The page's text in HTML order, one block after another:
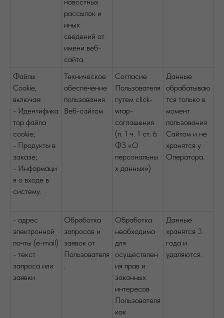
рассылок и
иных
сведений от
имени веб-
сайта.
Файлы
Cookie,
включая:
- Идентифика
тор файла
сookie;
- Продукты в
заказе;
- Информаци
я о входе в
систему.
Техническое
обеспечение
пользования
Веб-сайтом
Согласие
Пользователя
путем click-
wrap-
соглашения
(п. 1 ч. 1 ст. 6
ФЗ «О
персональны
х данных»)
Данные
обрабатываю
тся только в
момент
пользования
Сайтом и не
хранятся у
Оператора.
- адрес
электронной
почты (e-mail)
- текст
запроса или
заявки
Обработка
запросов и
заявок от
Пользователя
.
Обработка
необходима
для
осуществлен
ия прав и
законных
интересов
Пользователя
как
Данные
хранятся 3
года и
удаляются.